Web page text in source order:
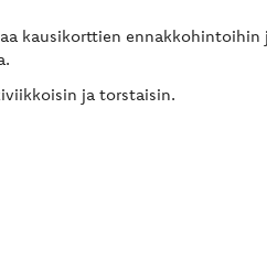
kausikorttien ennakkohintoihin
ja torstaisin.